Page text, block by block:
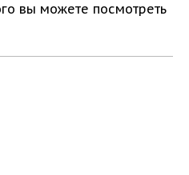
вы можете посмотреть